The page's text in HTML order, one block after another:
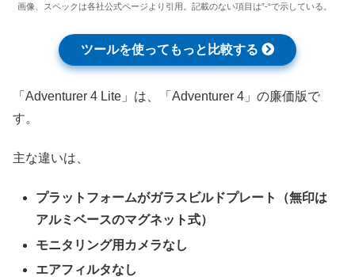
画像、スペックは各社公式ページより引用。記載のない項目は”-“で示している。
ツールを使ってもっと比較する
「Adventurer 4 Lite」は、「Adventurer 4」の廉価版で
す。
主な違いは、
プラットフォームがガラスビルドプレート（無印は
アルミベースのマグネット式）
モニタリング用カメラなし
エアフィルタなし